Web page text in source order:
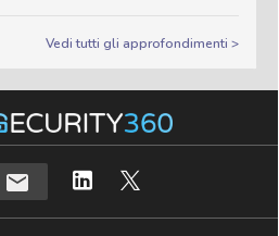
Vedi tutti gli approfondimenti >